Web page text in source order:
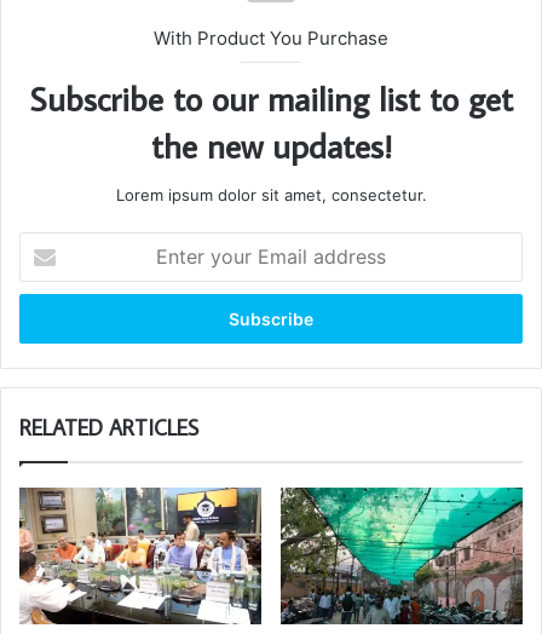
With Product You Purchase
Subscribe to our mailing list to get
the new updates!
Lorem ipsum dolor sit amet, consectetur.
your
Email
RELATED ARTICLES